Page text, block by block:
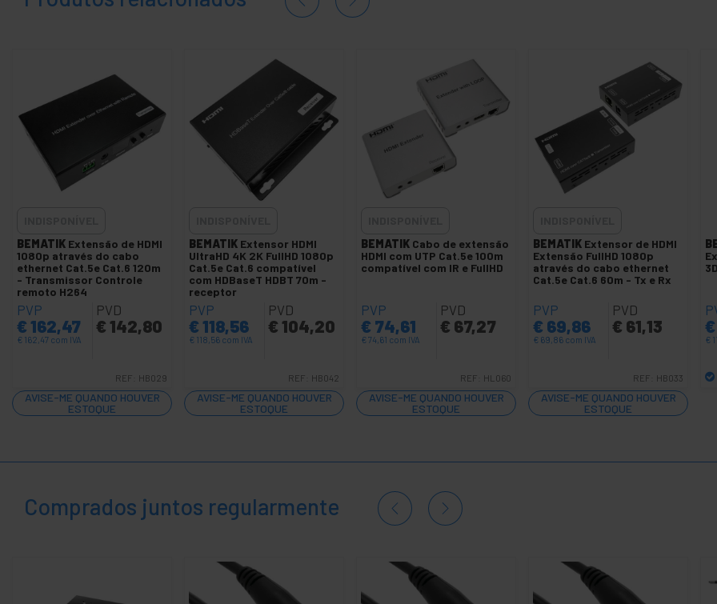
Multiplicador de vídeo
Vídeo SDI HD-SDI SD-SDI 3G-SDI
+
Iluminação
e som
+
Fotografia
e ferragens
Segurança,
alarmes e
controle
+
Eletrônicos
e gadgets
+
Casa e
Lazer +
BEMATIK Extensão de HDMI
1080p através do cabo
ethernet Cat.5e Cat.6 120m
- Transmissor Controle
remoto H264
PVP
€ 162,47
€ 162,47 com IVA
PVD
€ 142,80
REF: HB029
AVISE-ME QUANDO HOUVER
ESTOQUE
BEMATIK Extensor HDMI
UltraHD 4K 2K FullHD 1080p
Cat.5e Cat.6 compatível
com HDBaseT HDBT 70m -
receptor
PVP
€ 118,56
€ 118,56 com IVA
PVD
€ 104,20
REF: HB042
AVISE-ME QUANDO HOUVER
ESTOQUE
BEMATIK Cabo de extensão
HDMI com UTP Cat.5e 100m
compatível com IR e FullHD
PVP
€ 74,61
€74,61 com IVA
PVD
€ 67,27
REF: HL060
AVISE-ME QUANDO HOUVER
ESTOQUE
BEMATIK Extensor de HDMI
Extensão FullHD 1080p
através do cabo ethernet
Cat.5e Cat.6 60m - Tx e Rx
PVP
€ 69,86
€ 69,86 com IVA
PVD
€ 61,13
REF: HB033
AVISE-ME QUANDO HOUVER
ESTOQUE
€
€
Comprados juntos regularmente